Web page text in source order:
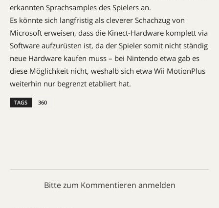
erkannten Sprachsamples des Spielers an.
Es könnte sich langfristig als cleverer Schachzug von
Microsoft erweisen, dass die Kinect-Hardware komplett via
Software aufzurüsten ist, da der Spieler somit nicht ständig
neue Hardware kaufen muss – bei Nintendo etwa gab es
diese Möglichkeit nicht, weshalb sich etwa Wii MotionPlus
weiterhin nur begrenzt etabliert hat.
TAGS 360
Bitte zum Kommentieren anmelden